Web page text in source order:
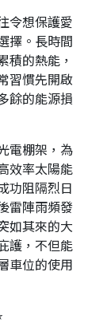
令想保護愛
擇。長時間
積的熱能，
習慣先開啟
餘的能源損
電棚架，為
效率太陽能
功阻隔烈日
雷陣雨頻發
如其來的大
護，不但能
車位的使用